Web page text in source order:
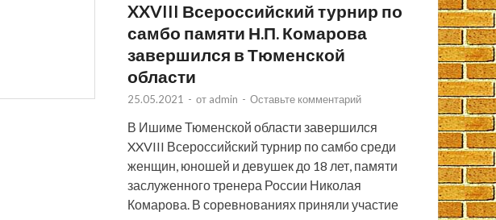
XXVIII Всероссийский турнир по
самбо памяти Н.П. Комарова
завершился в Тюменской
области
25.05.2021 - от admin - Оставьте комментарий
В Ишиме Тюменской области завершился
XXVIII Всероссийский турнир по самбо среди
женщин, юношей и девушек до 18 лет, памяти
заслуженного тренера России Николая
Комарова. В соревнованиях приняли участие